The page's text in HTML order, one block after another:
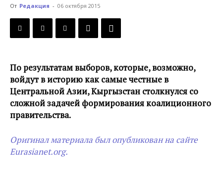
Кыргызстана
От Редакция - 06 октября 2015
По результатам выборов, которые, возможно,
войдут в историю как самые честные в
Центральной Азии, Кыргызстан столкнулся со
сложной задачей формирования коалиционного
правительства.
Оригинал материала был опубликован на сайте
Eurasianet.org.